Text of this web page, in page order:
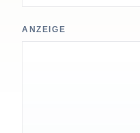
ANZEIGE